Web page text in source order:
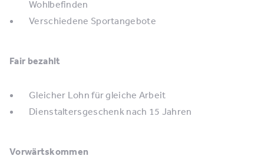
Wohlbefinden
Verschiedene Sportangebote
Fair bezahlt
Gleicher Lohn für gleiche Arbeit
Dienstaltersgeschenk nach 15 Jahren
Vorwärtskommen